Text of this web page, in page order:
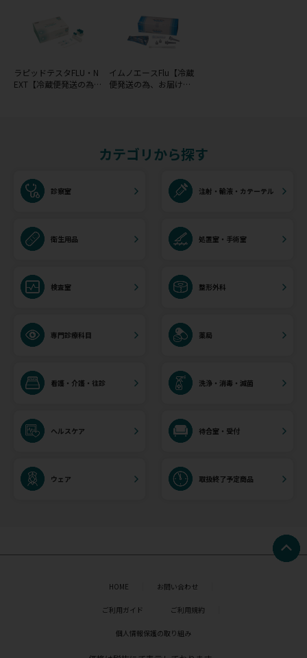
ラピッドテスタFLU・N
EXT【冷蔵便発送の為、
イムノエースFlu【冷蔵
便発送の為、お届けま
カテゴリから探す
診察室 注射・輸液・カテーテル
衛生用品 処置室・手術室
検査室 整形外科
専門診療科目 薬局
看護・介護・往診 洗浄・消毒・滅菌
ヘルスケア 待合室・受付
ウェア 取扱終了予定商品
HOME お問い合わせ
ご利用ガイド ご利用規約
個人情報保護の取り組み